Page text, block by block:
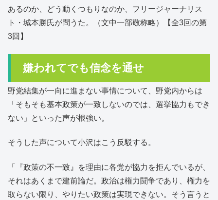
あるのか、どう動くつもりなのか、フリージャーナリス
ト・城本勝氏が問うた。（文中一部敬称略）【全3回の第
3回】
嫌われてでも信念を通せ
野党結集が一向に進まない事情について、野党内からは
「そもそも基本政策が一致しないのでは、選挙協力もでき
ない」といった声が根強い。
そうした声について小沢はこう反駁する。
「『政策の不一致』を理由に各党が協力を拒んでいるが、
それはあくまで建前論だ。政治は権力闘争であり、権力を
取らない限り、やりたい政策は実現できない。そう言うと